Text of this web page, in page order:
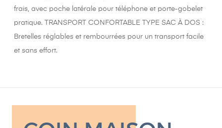
frais, avec poche latérale pour téléphone et porte-gobelet
pratique. TRANSPORT CONFORTABLE TYPE SAC À DOS :
Bretelles réglables et rembourrées pour un transport facile
et sans effort.